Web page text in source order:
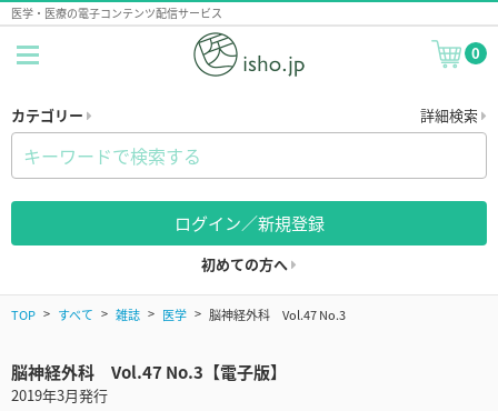
医学・医療の電子コンテンツ配信サービス
0
カテゴリー 詳細検索
ログイン／新規登録
初めての方へ
TOP すべて 雑誌 医学 脳神経外科 Vol.47 No.3
脳神経外科 Vol.47 No.3【電子版】
2019年3月発行